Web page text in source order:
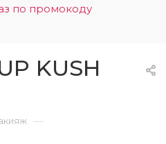
по промокоду
0
KUSH
—